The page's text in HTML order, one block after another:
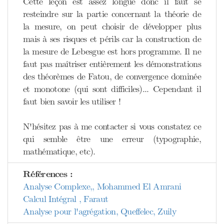
resteindre sur la partie concernant la théorie de
la mesure, on peut choisir de développer plus
mais à ses risques et périls car la construction de
la mesure de Lebesgue est hors programme. Il ne
faut pas maîtriser entièrement les démonstrations
des théorèmes de Fatou, de convergence dominée
et monotone (qui sont difficiles)... Cependant il
faut bien savoir les utiliser !
N'hésitez pas à me contacter si vous constatez ce
qui semble être une erreur (typographie,
mathématique, etc).
Références :
Analyse Complexe,, Mohammed El Amrani
Calcul Intégral , Faraut
Analyse pour l'agrégation, Queffelec, Zuily